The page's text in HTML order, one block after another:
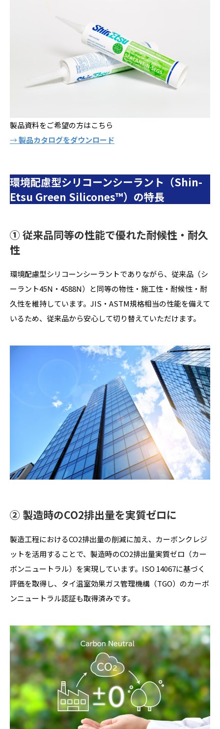
製品資料をご希望の方はこちら
→製品カタログをダウンロード
環境配慮型シリコーンシーラント（Shin-
Etsu Green Silicones™）の特長
① 従来品同等の性能で優れた耐候性・耐久
性
環境配慮型シリコーンシーラントでありながら、従来品（シ
ーラント45N・4588N）と同等の物性・施工性・耐候性・耐
久性を維持しています。JIS・ASTM規格相当の性能を備えて
いるため、従来品から安心して切り替えていただけます。
➁ 製造時のCO2排出量を実質ゼロに
製造工程におけるCO2排出量の削減に加え、カーボンクレジ
ットを活用することで、製造時のCO2排出量実質ゼロ（カー
ボンニュートラル）を実現しています。ISO 14067に基づく
評価を取得し、タイ温室効果ガス管理機構（TGO）のカーボ
ンニュートラル認証も取得済みです。